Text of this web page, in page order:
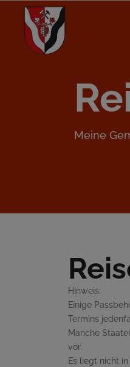
Meine
Hinweis:
Einige
Termins
Manche
vor.
Es liegt nicht